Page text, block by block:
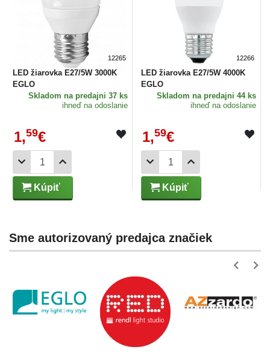
12265
LED žiarovka E27/5W 3000K
EGLO
Skladom na predajni 37 ks
ihneď na odoslanie
1,59€
Kúpiť
12266
LED žiarovka E27/5W 4000K
EGLO
Skladom na predajni 44 ks
ihneď na odoslanie
1,59€
Kúpiť
Sme autorizovaný predajca značiek